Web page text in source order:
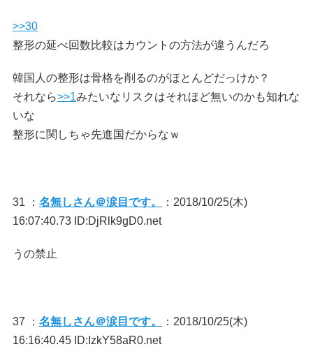
>>30
整形の延べ回数比較はカウントの方法が違うんだろ
韓国人の整形は骨格を削るのがほとんどだっけか？
それなら>>1みたいなリスクはそれほど無いのかも知れな
いな
整形に関しちゃ先進国だからなｗ
31 ： 名無しさん＠涙目です。
：2018/10/25(木)
16:07:40.73 ID:DjRlk9gD0.net
うの禁止
37 ： 名無しさん＠涙目です。
：2018/10/25(木)
16:16:40.45 ID:IzkY58aR0.net